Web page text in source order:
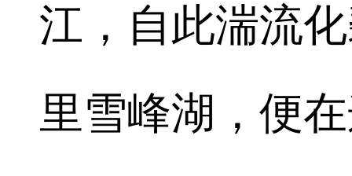
江，自此湍流
里雪峰湖，便